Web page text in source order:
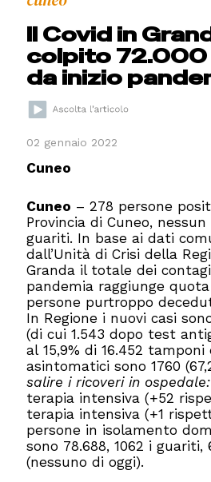
Il Covid in
colpito 72.000
da inizio
02 gennaio 2022
Cuneo
Cuneo – 278 persone
Provincia di Cuneo, nessun
guariti. In base ai dati
dall’Unità di Crisi della
Granda il totale dei
pandemia raggiunge quota
persone purtroppo
In Regione i nuovi casi
(di cui 1.543 dopo test
al 15,9% di 16.452 tamponi
asintomatici sono 1760
salire i ricoveri in
terapia intensiva (+52
terapia intensiva (+1
persone in isolamento
sono 78.688, 1062 i guariti,
(nessuno di oggi).